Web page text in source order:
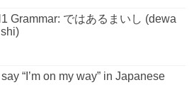
Grammar: ではあるまいし (dewa
“I’m on my way” in Japanese